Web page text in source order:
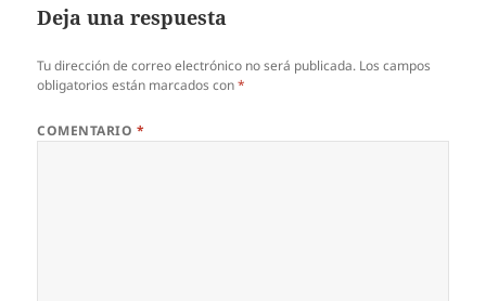
Deja una respuesta
Tu dirección de correo electrónico no será publicada. Los campos
obligatorios están marcados con*
COMENTARIO *